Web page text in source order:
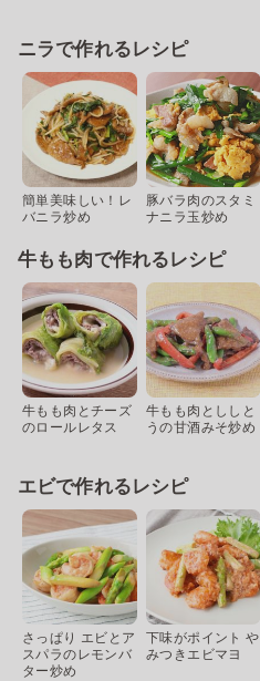
ニラで作れるレシピ
簡単美味しい！レ
バニラ炒め
豚バラ肉のスタミ
ナニラ玉炒め
牛もも肉で作れるレシピ
牛もも肉とチーズ
のロールレタス
牛もも肉とししと
うの甘酒みそ炒め
エビで作れるレシピ
さっぱり エビとア
スパラのレモンバ
ター炒め
下味がポイント や
みつきエビマヨ